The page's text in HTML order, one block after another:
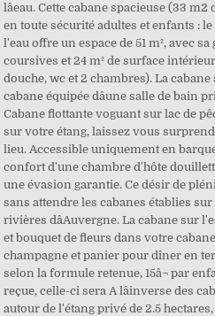
lâeau. Cette cabane spacieuse (33
en toute sécurité adultes et enfants : le
l'eau offre un espace de 51 m², avec sa
coursives et 24 m² de surface
douche, wc et 2 chambres). La cabane
cabane équipée dâune salle de bain
Cabane flottante voguant sur lac de
sur votre étang, laissez vous
lieu. Accessible uniquement en
confort d'une chambre d'hôte
une évasion garantie. Ce désir de
sans attendre les cabanes établies sur
rivières dâAuvergne. La cabane sur
et bouquet de fleurs dans votre
champagne et panier pour dîner en
selon la formule retenue, 15â¬ par
reçue, celle-ci sera A lâinverse des
autour de l'étang privé de 2.5